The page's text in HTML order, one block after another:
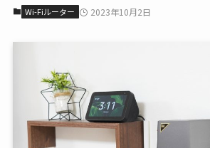
Wi-Fiルーター 2023年10月2日